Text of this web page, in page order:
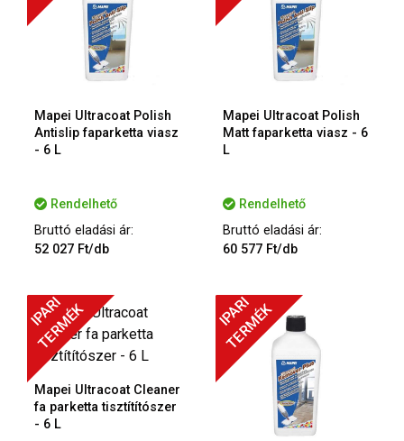
Mapei Ultracoat Polish
Antislip faparketta viasz
- 6 L
Rendelhető
Bruttó eladási ár:
52 027 Ft/db
Mapei Ultracoat Polish
Matt faparketta viasz - 6
L
Rendelhető
Bruttó eladási ár:
60 577 Ft/db
IPARI
TERMÉK
Mapei Ultracoat Cleaner
fa parketta tisztítítószer
- 6 L
IPARI
TERMÉK